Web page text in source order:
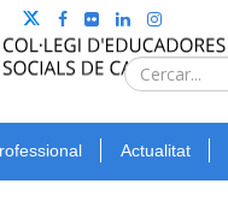
Actualitat